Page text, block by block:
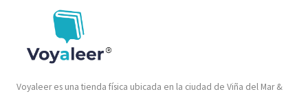
Voyaleer es una tienda física ubicada en la ciudad de Viña del Mar &